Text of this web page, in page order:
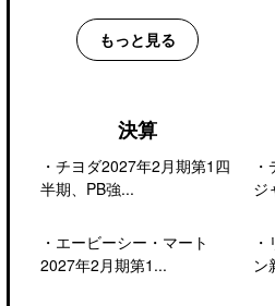
もっと見る
決算
・ チヨダ2027年2月期第1四
半期、PB強...
・ エービーシー・マート
2027年2月期第1...
・
ジ
・
ン